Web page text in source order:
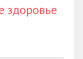
здоровье